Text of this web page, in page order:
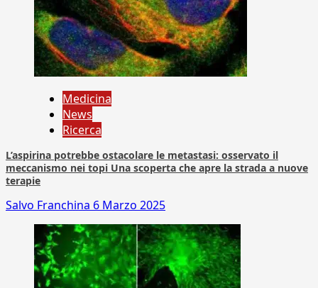
Medicina
News
Ricerca
L’aspirina potrebbe ostacolare le metastasi: osservato il
meccanismo nei topi Una scoperta che apre la strada a nuove
terapie
Salvo Franchina 6 Marzo 2025